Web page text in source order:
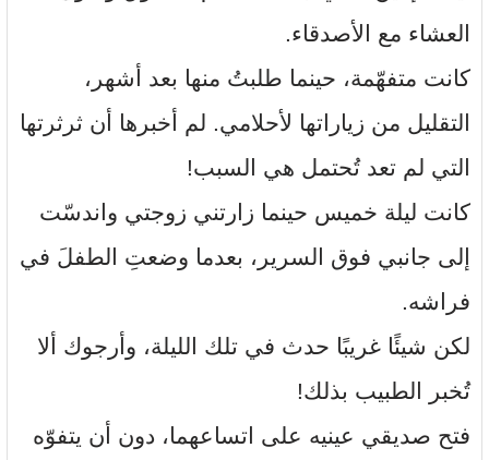
العشاء مع الأصدقاء.
كانت متفهّمة، حينما طلبتُ منها بعد أشهر،
التقليل من زياراتها لأحلامي. لم أخبرها أن ثرثرتها
التي لم تعد تُحتمل هي السبب!
كانت ليلة خميس حينما زارتني زوجتي واندسّت
إلى جانبي فوق السرير، بعدما وضعتِ الطفلَ في
فراشه.
لكن شيئًا غريبًا حدث في تلك الليلة، وأرجوك ألا
تُخبر الطبيب بذلك!
فتح صديقي عينيه على اتساعهما، دون أن يتفوّه